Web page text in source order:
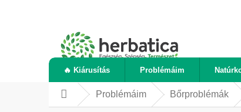
🔥 Kiárusítás Problémáim
KezdőlapProblémáim Bőrproblémák